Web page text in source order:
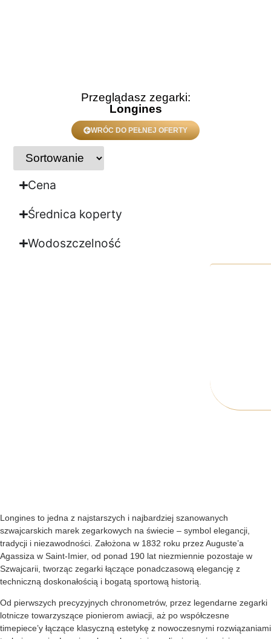
Przeglądasz zegarki:
Longines
WRÓC DO PEŁNEJ OFERTY
Cena
Średnica koperty
Wodoszczelność
Longines to jedna z najstarszych i najbardziej szanowanych
szwajcarskich marek zegarkowych na świecie – symbol elegancji,
tradycji i niezawodności. Założona w 1832 roku przez Auguste’a
Agassiza w Saint-Imier, od ponad 190 lat niezmiennie pozostaje w
Szwajcarii, tworząc zegarki łączące ponadczasową elegancję z
techniczną doskonałością i bogatą sportową historią.
Od pierwszych precyzyjnych chronometrów, przez legendarne zegarki
lotnicze towarzyszące pionierom awiacji, aż po współczesne
timepiece’y łączące klasyczną estetykę z nowoczesnymi rozwiązaniami